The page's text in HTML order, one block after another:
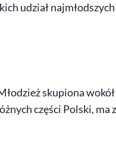
udział
skupiona
części Polski, ma